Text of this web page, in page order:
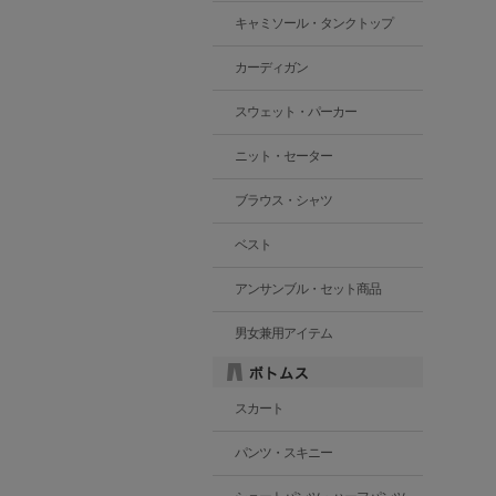
キャミソール・タンクトップ
カーディガン
スウェット・パーカー
ニット・セーター
ブラウス・シャツ
ベスト
アンサンブル・セット商品
男女兼用アイテム
スカート
パンツ・スキニー